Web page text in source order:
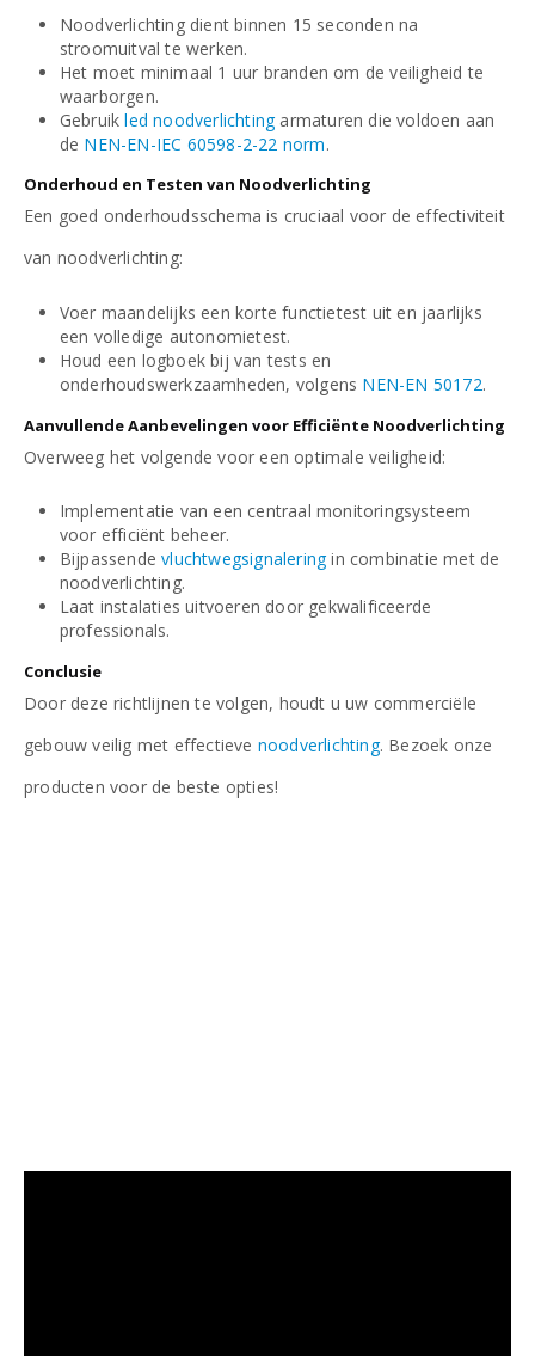
Noodverlichting dient binnen 15 seconden na
stroomuitval te werken.
Het moet minimaal 1 uur branden om de veiligheid te
waarborgen.
Gebruikled noodverlichtingarmaturen die voldoen aan
de NEN-EN-IEC 60598-2-22 norm.
Onderhoud en Testen van Noodverlichting
Een goed onderhoudsschema is cruciaal voor de effectiviteit
van noodverlichting:
Voer maandelijks een korte functietest uit en jaarlijks
een volledige autonomietest.
Houd een logboek bij van tests en
onderhoudswerkzaamheden, volgens NEN-EN 50172.
Aanvullende Aanbevelingen voor Efficiënte Noodverlichting
Overweeg het volgende voor een optimale veiligheid:
Implementatie van een centraal monitoringsysteem
voor efficiënt beheer.
Bijpassendevluchtwegsignaleringin combinatie met de
noodverlichting.
Laat instalaties uitvoeren door gekwalificeerde
professionals.
Conclusie
Door deze richtlijnen te volgen, houdt u uw commerciële
gebouw veilig met effectieve noodverlichting. Bezoek onze
producten voor de beste opties!